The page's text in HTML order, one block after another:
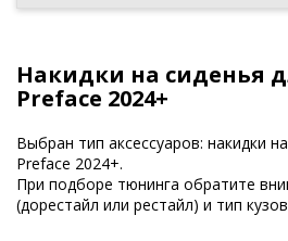
Накидки на сиденья
Preface 2024+
Выбран тип аксессуаров: накидки
Preface 2024+.
При подборе тюнинга обратите
(дорестайл или рестайл) и тип